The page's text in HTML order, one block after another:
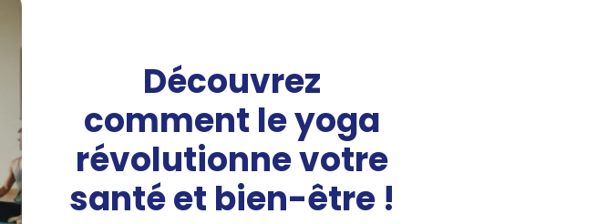
Découvrez
comment le yoga
révolutionne votre
santé et bien-être !